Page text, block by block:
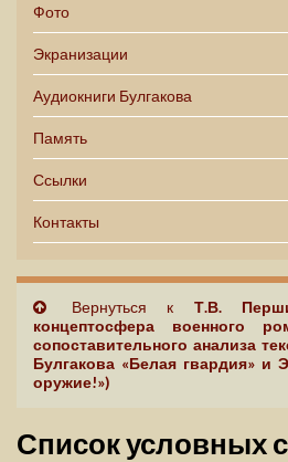
Фото
Экранизации
Аудиокниги Булгакова
Память
Ссылки
Контакты
Вернуться к Т.В.
концептосфера военного
сопоставительного анализа
Булгакова «Белая гвардия» и
оружие!»)
Список условных